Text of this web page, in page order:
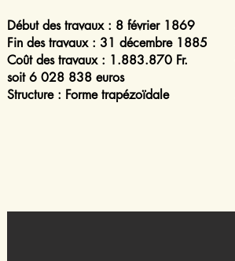
Début des travaux: 8 février 1869
Fin des travaux: 31 décembre 1885
Coût des travaux: 1.883.870 Fr.
soit 6 028 838 euros
Structure: Forme trapézoïdale